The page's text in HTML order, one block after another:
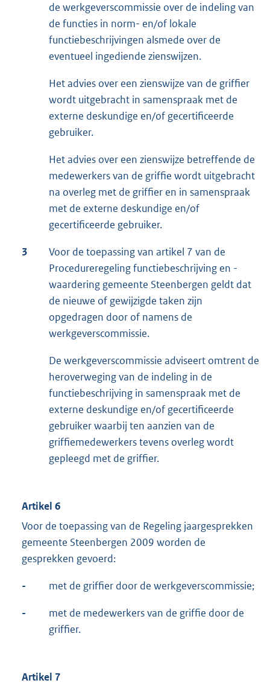
de werkgeverscommissie over de indeling van
de functies in norm- en/of lokale
functiebeschrijvingen alsmede over de
eventueel ingediende zienswijzen.
Het advies over een zienswijze van de griffier
wordt uitgebracht in samenspraak met de
externe deskundige en/of gecertificeerde
gebruiker.
Het advies over een zienswijze betreffende de
medewerkers van de griffie wordt uitgebracht
na overleg met de griffier en in samenspraak
met de externe deskundige en/of
gecertificeerde gebruiker.
3
Voor de toepassing van artikel 7 van de
Procedureregeling functiebeschrijving en -
waardering gemeente Steenbergen geldt dat
de nieuwe of gewijzigde taken zijn
opgedragen door of namens de
werkgeverscommissie.
De werkgeverscommissie adviseert omtrent de
heroverweging van de indeling in de
functiebeschrijving in samenspraak met de
externe deskundige en/of gecertificeerde
gebruiker waarbij ten aanzien van de
griffiemedewerkers tevens overleg wordt
gepleegd met de griffier.
Artikel 6
Voor de toepassing van de Regeling jaargesprekken
gemeente Steenbergen 2009 worden de
gesprekken gevoerd:
- met de griffier door de werkgeverscommissie;
-
met de medewerkers van de griffie door de
griffier.
Artikel 7